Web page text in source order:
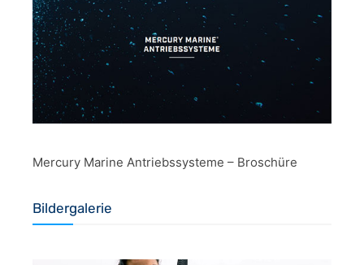
Mercury Marine Antriebssysteme – Broschüre
Bildergalerie